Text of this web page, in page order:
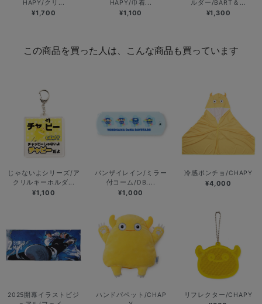
HAPY/クリ...
¥1,700
HAPY/巾着...
¥1,100
ルダー/BART＆...
¥1,300
この商品を買った人は、こんな商品も買っています
じゃないよシリーズ/ア
クリルキーホルダ...
¥1,100
バンザイレイン/ミラー
付コーム/DB....
¥1,000
冷感ポンチョ/CHAPY
¥4,000
2025開幕イラストビジ
ハンドパペット/CHAP
リフレクター/CHAPY